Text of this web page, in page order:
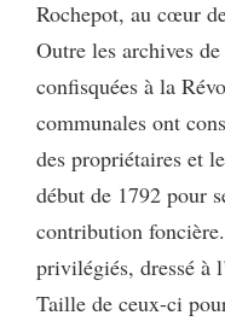
Rochepot, au cœur
Outre les archives
confisquées à la
communales ont
des propriétaires et
début de 1792 pour
contribution
privilégiés, dressé à
Taille de ceux-ci